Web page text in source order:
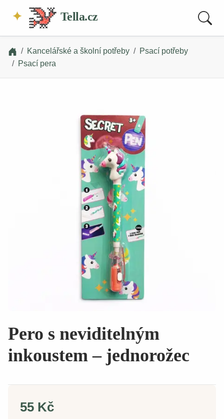
Tella.cz
Kancelářské a školní potřeby
Psací potřeby
Psací pera
Pero s neviditelným
inkoustem – jednorožec
55 Kč